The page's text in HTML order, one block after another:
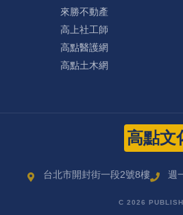
來勝不動產
高上社工師
高點醫護網
高點土木網
高點文
台北市開封街一段2號8樓 週
C 2026